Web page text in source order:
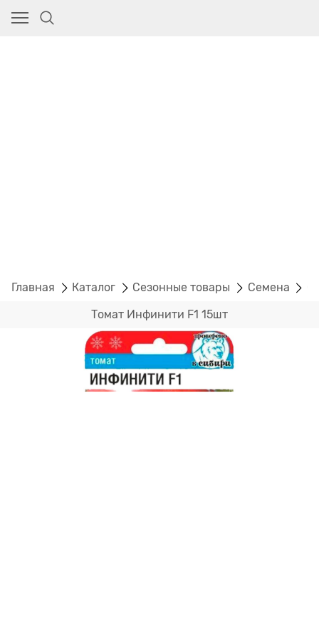
Главная Каталог Сезонные товары Семена
Томат Инфинити F1 15шт